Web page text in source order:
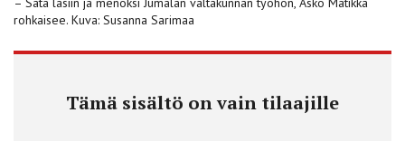
rohkaisee. Kuva: Susanna Sarimaa
Tämä sisältö on vain tilaajille